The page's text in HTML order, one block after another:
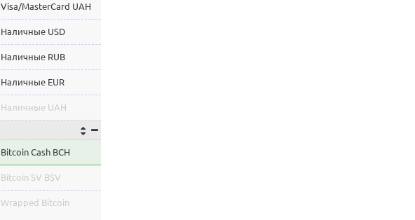
Visa/MasterCard UAH
Наличные USD
Наличные RUB
Наличные EUR
Наличные UAH
Bitcoin Cash BCH
Bitcoin SV BSV
Wrapped Bitcoin